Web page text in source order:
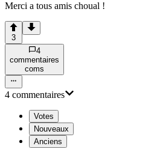
Merci a tous amis choual !
3
4
commentaires
coms
4 commentaires
Votes
Nouveaux
Anciens